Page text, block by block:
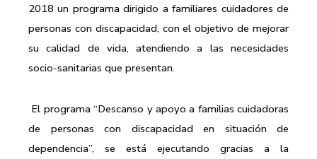
2018 un programa dirigido a familiares cuidadores de
personas con discapacidad, con el objetivo de mejorar
su calidad de vida, atendiendo a las necesidades
socio-sanitarias que presentan.
El programa “Descanso y apoyo a familias cuidadoras
de personas con discapacidad en situación de
dependencia”, se está ejecutando gracias a la